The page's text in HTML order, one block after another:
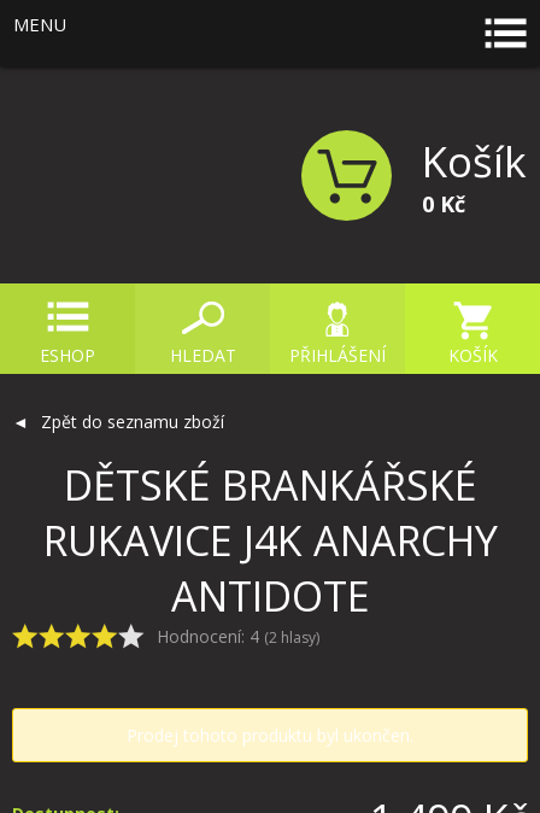
MENU
Košík
0 Kč
ESHOP HLEDAT PŘIHLÁŠENÍ KOŠÍK
Zpět do seznamu zboží
DĚTSKÉ BRANKÁŘSKÉ
RUKAVICE J4K ANARCHY
ANTIDOTE
Hodnocení: 4 (2 hlasy)
Prodej tohoto produktu byl ukončen.